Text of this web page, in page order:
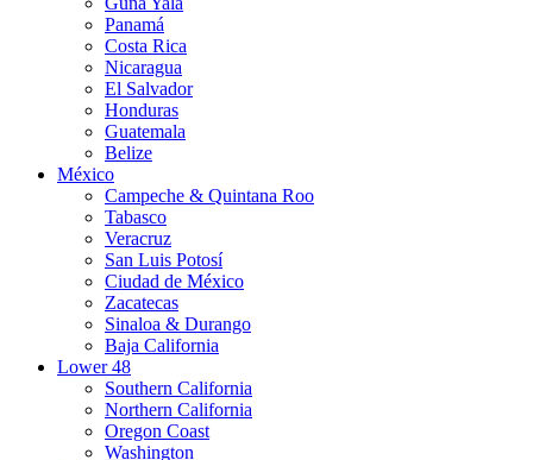
Panamá
Costa Rica
Nicaragua
El Salvador
Honduras
Guatemala
Belize
México
Campeche & Quintana Roo
Tabasco
Veracruz
San Luis Potosí
Ciudad de México
Zacatecas
Sinaloa & Durango
Baja California
Lower 48
Southern California
Northern California
Oregon Coast
Washington